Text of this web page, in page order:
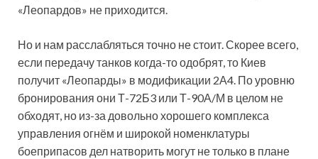
«Леопардов» не приходится.
Но и нам расслабляться точно не стоит. Скорее всего,
если передачу танков когда-то одобрят, то Киев
получит «Леопарды» в модификации 2А4. По уровню
бронирования они Т-72Б3 или Т-90А/М в целом не
обходят, но из-за довольно хорошего комплекса
управления огнём и широкой номенклатуры
боеприпасов дел натворить могут не только в плане